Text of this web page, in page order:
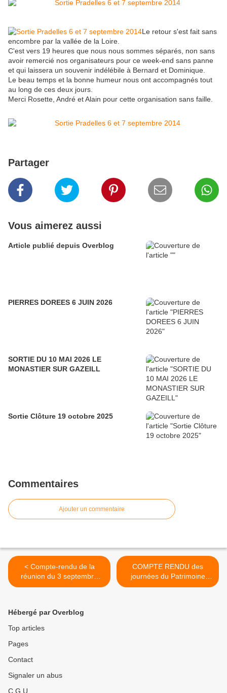
Le retour s'est fait sans
encombre par la vallée de la Loire.
C'est vers 19 heures que nous nous sommes séparés, non sans
avoir remercié nos organisateurs pour ce week-end sans panne
et qui laissera un souvenir indélébile à Bernard et Dominique.
Le beau temps et la bonne humeur nous ont accompagnés tout
au long de ces deux jours.
Merci Rosette, André et Alain pour cette organisation sans faille.
Partager
Vous aimerez aussi
Article publié depuis Overblog
PIERRES DOREES 6 JUIN 2026
SORTIE DU 10 MAI 2026 LE
MONASTIER SUR GAZEILL
Sortie Clôture 19 octobre 2025
Commentaires
Ajouter un commentaire
< Compte-rendu de la
réunion du 3 septembre
2014
COMPTE RENDU des
journées du Patrimoine
2014 >
Hébergé par Overblog
Top articles
Pages
Contact
Signaler un abus
C.G.U.